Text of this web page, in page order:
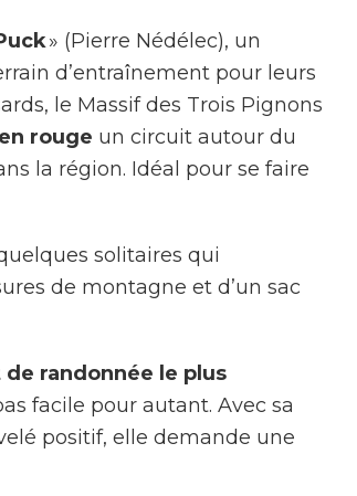
» (Pierre Nédélec), un
d’entraînement pour leurs
le Massif des Trois Pignons
rouge un circuit autour du
la région. Idéal pour se faire
solitaires qui
de montagne et d’un sac
de randonnée le plus
facile pour autant. Avec sa
positif, elle demande une